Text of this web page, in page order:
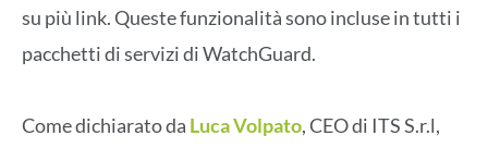
su più link. Queste funzionalità sono incluse in tutti i
pacchetti di servizi di WatchGuard.
Come dichiarato da Luca Volpato, CEO di ITS S.r.l,